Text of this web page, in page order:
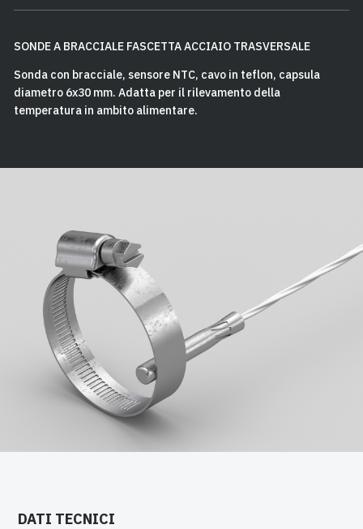
SONDE A BRACCIALE FASCETTA ACCIAIO TRASVERSALE
Sonda con bracciale, sensore NTC, cavo in teflon, capsula
diametro 6x30 mm. Adatta per il rilevamento della
temperatura in ambito alimentare.
DATI TECNICI